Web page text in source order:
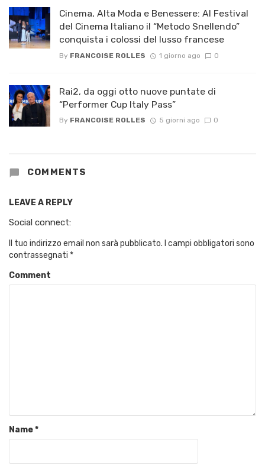
Cinema, Alta Moda e Benessere: Al Festival
del Cinema Italiano il “Metodo Snellendo”
conquista i colossi del lusso francese
By FRANCOISE ROLLES 1 giorno ago 0
Rai2, da oggi otto nuove puntate di
“Performer Cup Italy Pass”
By FRANCOISE ROLLES 5 giorni ago 0
COMMENTS
LEAVE A REPLY
Social connect:
Il tuo indirizzo email non sarà pubblicato. I campi obbligatori sono
contrassegnati *
Comment
Name*